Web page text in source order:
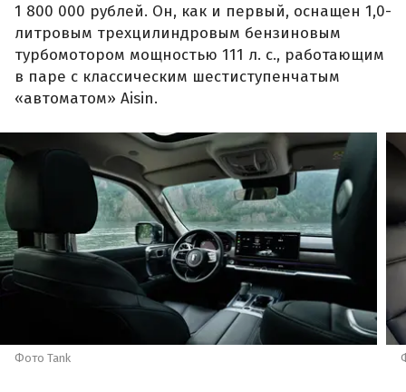
1 800 000 рублей. Он, как и первый, оснащен 1,0-
литровым трехцилиндровым бензиновым
турбомотором мощностью 111 л. с., работающим
в паре с классическим шестиступенчатым
«автоматом» Aisin.
Фото Tank